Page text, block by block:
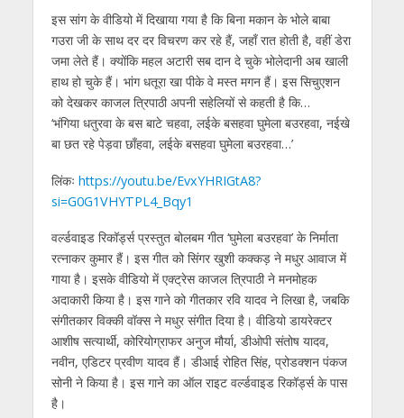
इस सांग के वीडियो में दिखाया गया है कि बिना मकान के भोले बाबा
गउरा जी के साथ दर दर विचरण कर रहे हैं, जहाँ रात होती है, वहीं डेरा
जमा लेते हैं। क्योंकि महल अटारी सब दान दे चुके भोलेदानी अब खाली
हाथ हो चुके हैं। भांग धतूरा खा पीके वे मस्त मगन हैं। इस सिचुएशन
को देखकर काजल त्रिपाठी अपनी सहेलियों से कहती है कि…
‘भंगिया धतुरवा के बस बाटे चहवा, लईके बसहवा घुमेला बउरहवा, नईखे
बा छत रहे पेड़वा छाँहवा, लईके बसहवा घुमेला बउरहवा…’
लिंकः https://youtu.be/EvxYHRIGtA8?
si=G0G1VHYTPL4_Bqy1
वर्ल्डवाइड रिकॉर्ड्स प्रस्तुत बोलबम गीत ‘घुमेला बउरहवा’ के निर्माता
रत्नाकर कुमार हैं। इस गीत को सिंगर खुशी कक्कड़ ने मधुर आवाज में
गाया है। इसके वीडियो में एक्ट्रेस काजल त्रिपाठी ने मनमोहक
अदाकारी किया है। इस गाने को गीतकार रवि यादव ने लिखा है, जबकि
संगीतकार विक्की वॉक्स ने मधुर संगीत दिया है। वीडियो डायरेक्टर
आशीष सत्यार्थी, कोरियोग्राफर अनुज मौर्या, डीओपी संतोष यादव,
नवीन, एडिटर प्रवीण यादव हैं। डीआई रोहित सिंह, प्रोडक्शन पंकज
सोनी ने किया है। इस गाने का ऑल राइट वर्ल्डवाइड रिकॉर्ड्स के पास
है।